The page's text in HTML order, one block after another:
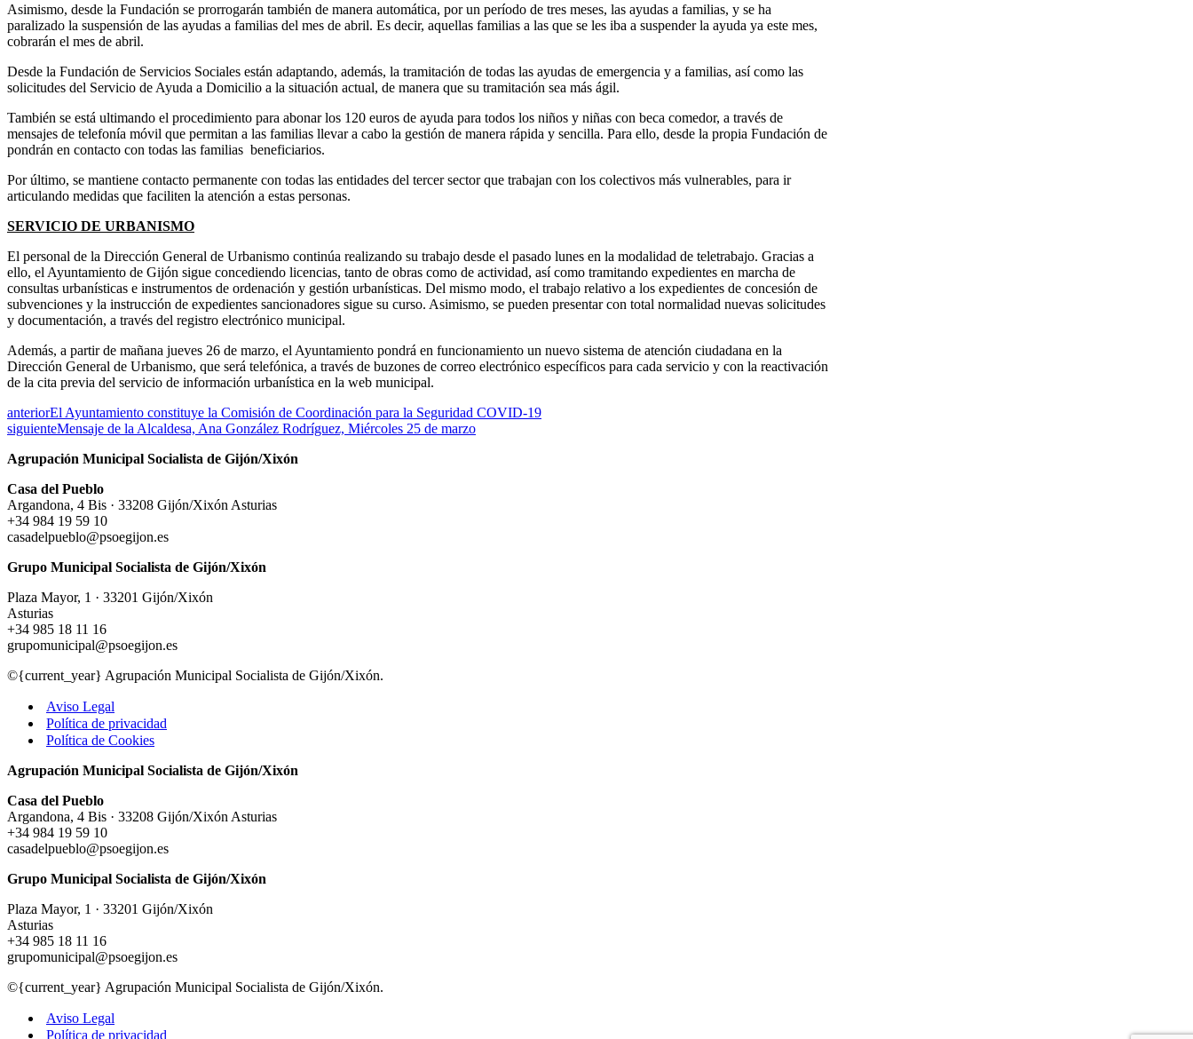
Asimismo, desde la Fundación se prorrogarán también de manera automática, por un período de tres meses, las ayudas a familias, y se ha
paralizado la suspensión de las ayudas a familias del mes de abril. Es decir, aquellas familias a las que se les iba a suspender la ayuda ya este mes,
cobrarán el mes de abril.
Desde la Fundación de Servicios Sociales están adaptando, además, la tramitación de todas las ayudas de emergencia y a familias, así como las
solicitudes del Servicio de Ayuda a Domicilio a la situación actual, de manera que su tramitación sea más ágil.
También se está ultimando el procedimiento para abonar los 120 euros de ayuda para todos los niños y niñas con beca comedor, a través de
mensajes de telefonía móvil que permitan a las familias llevar a cabo la gestión de manera rápida y sencilla. Para ello, desde la propia Fundación de
pondrán en contacto con todas las familias beneficiarios.
Por último, se mantiene contacto permanente con todas las entidades del tercer sector que trabajan con los colectivos más vulnerables, para ir
articulando medidas que faciliten la atención a estas personas.
SERVICIO DE URBANISMO
El personal de la Dirección General de Urbanismo continúa realizando su trabajo desde el pasado lunes en la modalidad de teletrabajo. Gracias a
ello, el Ayuntamiento de Gijón sigue concediendo licencias, tanto de obras como de actividad, así como tramitando expedientes en marcha de
consultas urbanísticas e instrumentos de ordenación y gestión urbanísticas. Del mismo modo, el trabajo relativo a los expedientes de concesión de
subvenciones y la instrucción de expedientes sancionadores sigue su curso. Asimismo, se pueden presentar con total normalidad nuevas solicitudes
y documentación, a través del registro electrónico municipal.
Además, a partir de mañana jueves 26 de marzo, el Ayuntamiento pondrá en funcionamiento un nuevo sistema de atención ciudadana en la
Dirección General de Urbanismo, que será telefónica, a través de buzones de correo electrónico específicos para cada servicio y con la reactivación
de la cita previa del servicio de información urbanística en la web municipal.
anteriorEl Ayuntamiento constituye la Comisión de Coordinación para la Seguridad COVID-19
siguienteMensaje de la Alcaldesa, Ana González Rodríguez, Miércoles 25 de marzo
Agrupación Municipal Socialista de Gijón/Xixón
Casa del Pueblo
Argandona, 4 Bis · 33208 Gijón/Xixón Asturias
+34 984 19 59 10
casadelpueblo@psoegijon.es
Grupo Municipal Socialista de Gijón/Xixón
Plaza Mayor, 1 · 33201 Gijón/Xixón
Asturias
+34 985 18 11 16
grupomunicipal@psoegijon.es
©{current_year} Agrupación Municipal Socialista de Gijón/Xixón.
Aviso Legal
Política de privacidad
Política de Cookies
Agrupación Municipal Socialista de Gijón/Xixón
Casa del Pueblo
Argandona, 4 Bis · 33208 Gijón/Xixón Asturias
+34 984 19 59 10
casadelpueblo@psoegijon.es
Grupo Municipal Socialista de Gijón/Xixón
Plaza Mayor, 1 · 33201 Gijón/Xixón
Asturias
+34 985 18 11 16
grupomunicipal@psoegijon.es
©{current_year} Agrupación Municipal Socialista de Gijón/Xixón.
Aviso Legal
Política de privacidad